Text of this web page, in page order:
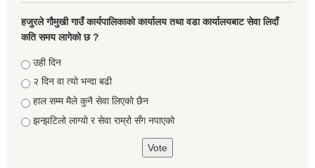
हजुरले गौमुखी गाउँ कार्यपालिकाको कार्यालय तथा वडा कार्यालयबाट सेवा लिदाँ
कति समय लागेको छ ?
Choices
उही दिन
२ दिन वा त्यो भन्दा बढी
हाल सम्म मैले कुनै सेवा लिएको छैन
झन्झटिलो लाग्यो र सेवा राम्रो सँग नपाएको